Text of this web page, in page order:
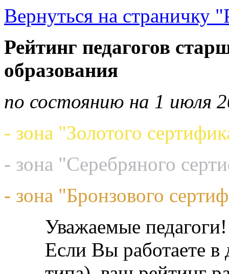
Вернуться на страничку
Рейтинг педагогов
образования
по состоянию на 1 июля
- зона "Золотого
- зона "Серебряного
- зона "Бронзового
Уважаемые педагоги!
Если Вы работаете